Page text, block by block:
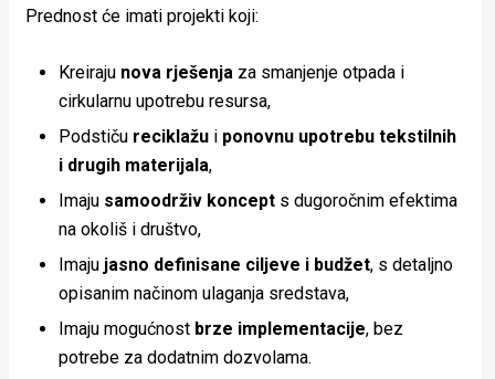
Prednost će imati projekti koji:
Kreiraju nova rješenja za smanjenje otpada i
cirkularnu upotrebu resursa,
Podstiču reciklažu i ponovnu upotrebu tekstilnih
i drugih materijala,
Imaju samoodrživ koncept s dugoročnim efektima
na okoliš i društvo,
Imaju jasno definisane ciljeve i budžet, s detaljno
opisanim načinom ulaganja sredstava,
Imaju mogućnost brze implementacije, bez
potrebe za dodatnim dozvolama.